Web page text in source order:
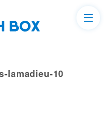
lamadieu-10